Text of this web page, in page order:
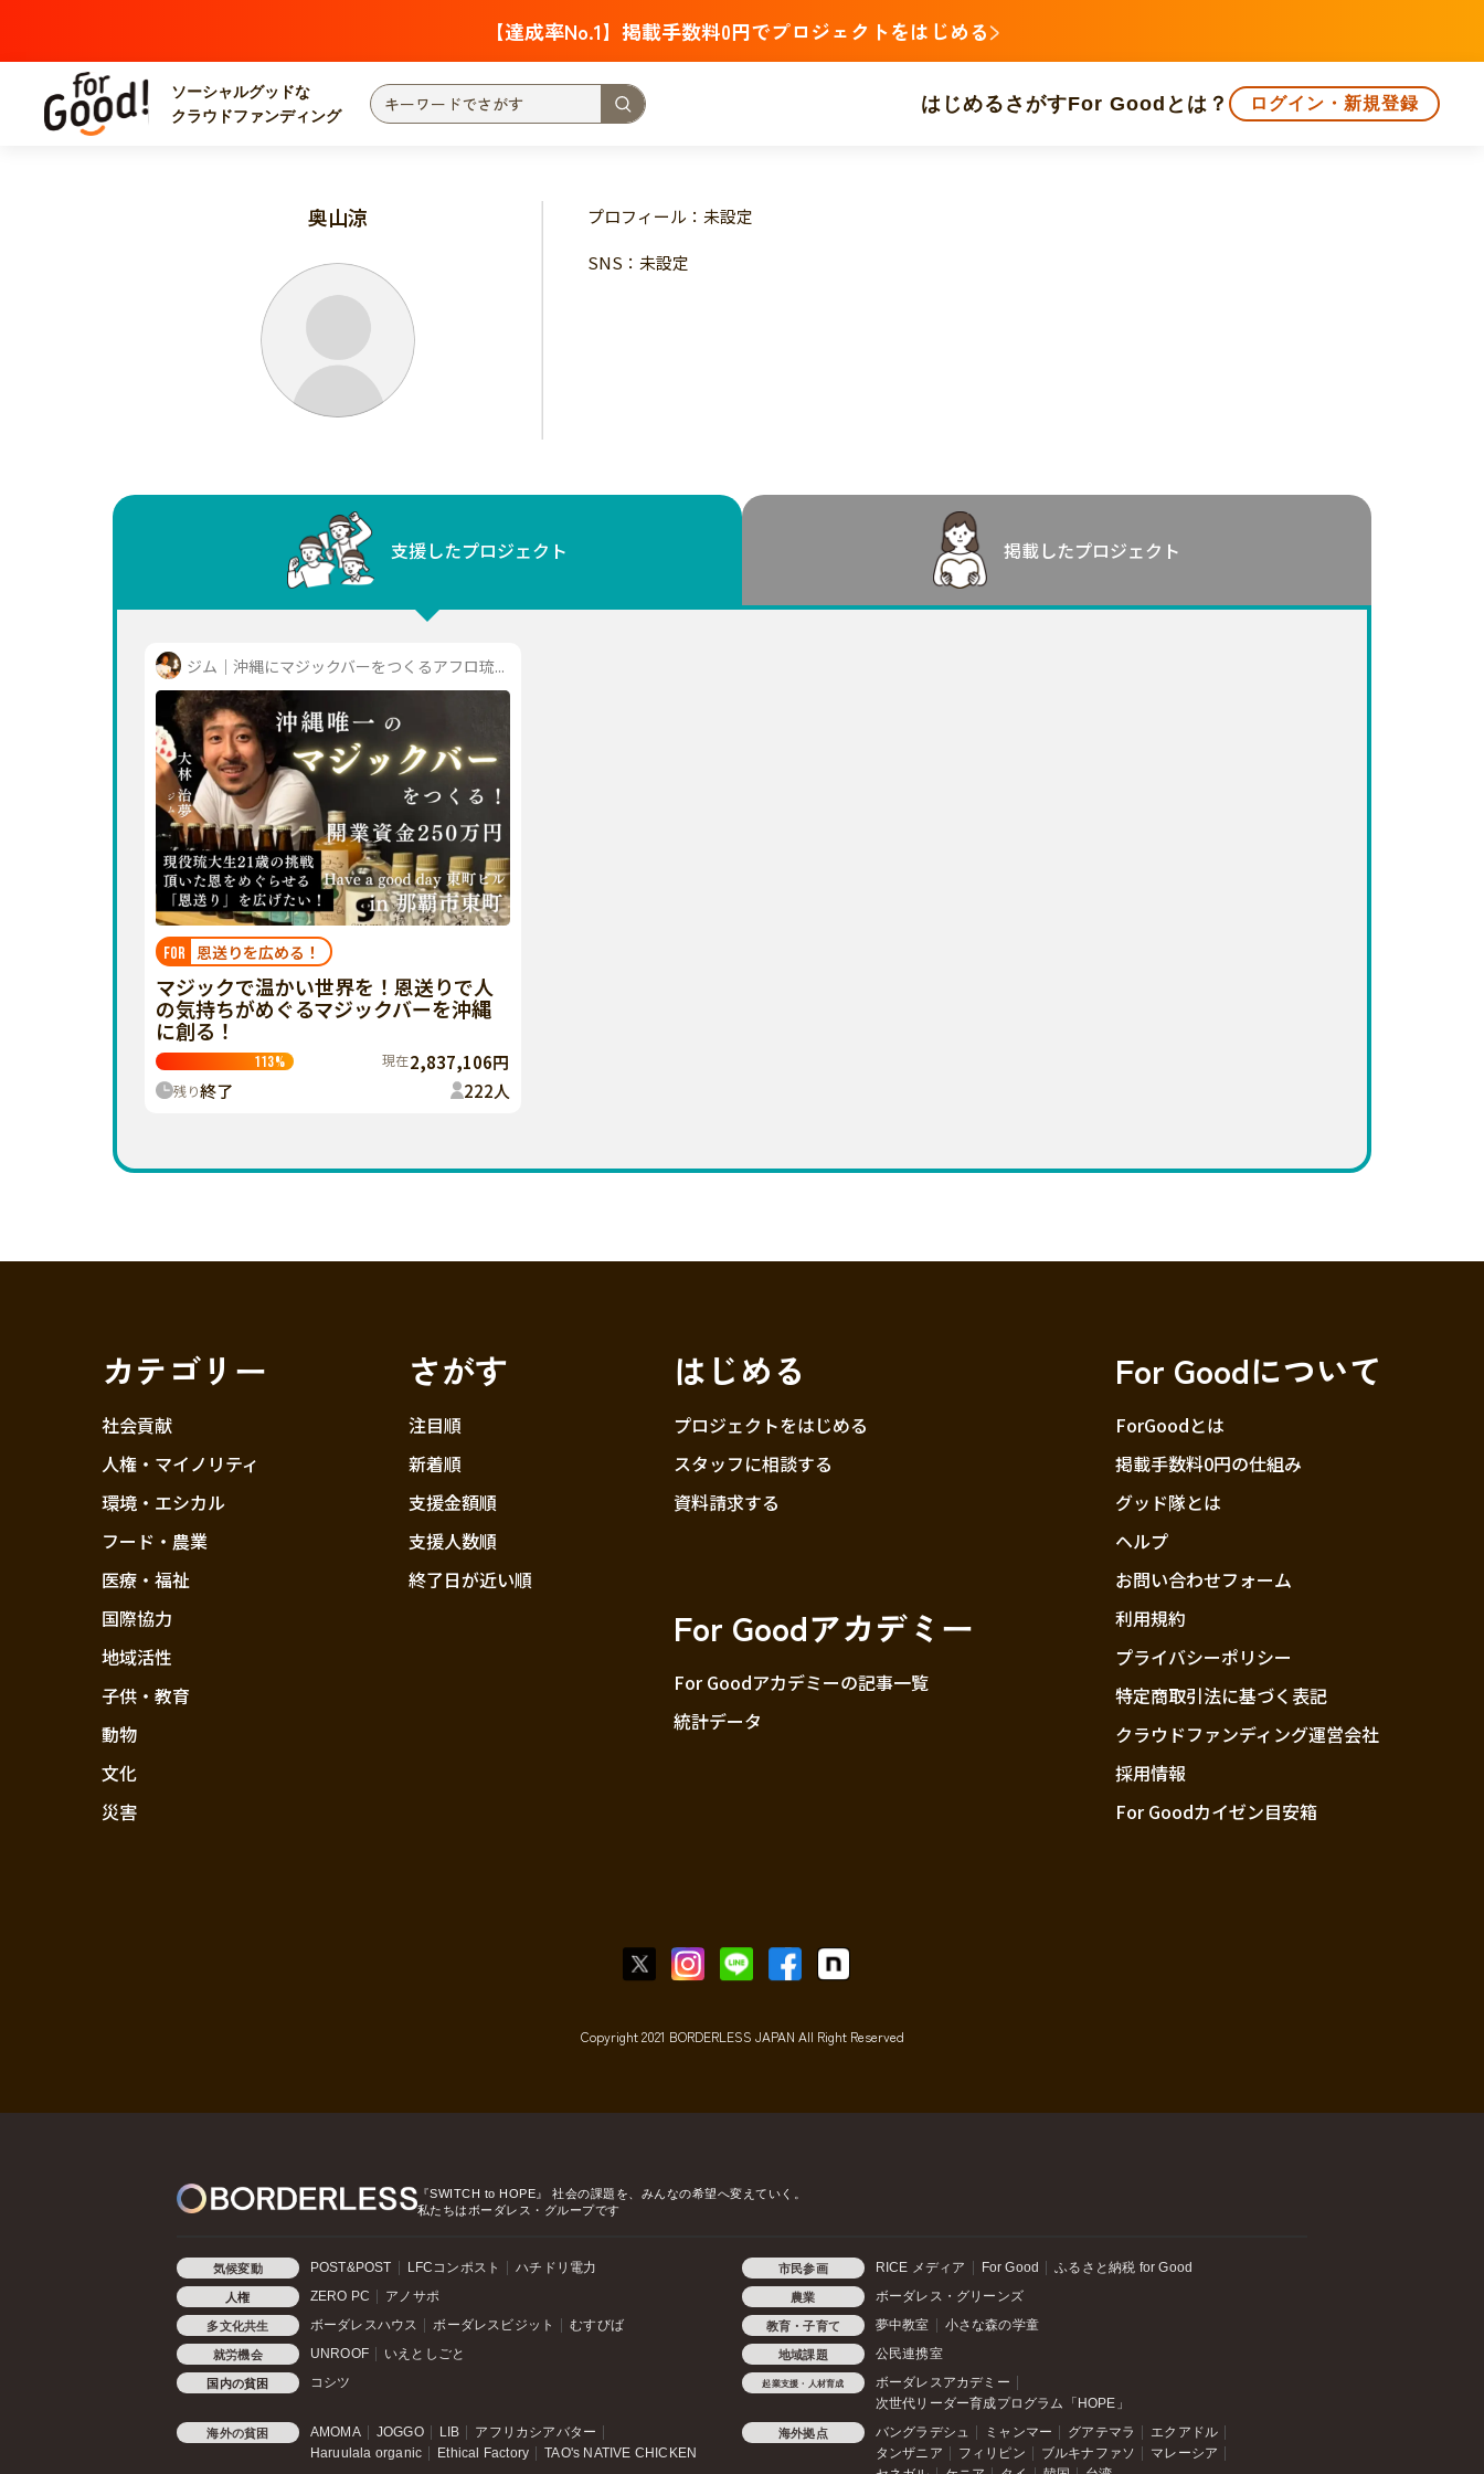
【達成率No.1】掲載手数料0円でプロジェクトをはじめる
ソーシャルグッドな
クラウドファンディング
はじめる さがすFor Goodとは？ ログイン・新規登録
注目 支援金額が多い 支援人数が多い
国際協力 子ども・教育
災害
北海道・東北
関東
新潟
中国
四国
九州・沖縄 福岡 佐賀 長崎 熊本 大分 宮崎 鹿児島 沖縄
奥山涼
プロフィール：未設定
SNS：未設定
支援したプロジェクト 掲載したプロジェクト
ジム｜沖縄にマジックバーをつくるアフロ琉...
FOR 恩送りを広める！
マジックで温かい世界を！恩送りで人
の気持ちがめぐるマジックバーを沖縄
に創る！
113% 現在2,837,106円
残り終了 222人
カテゴリー
社会貢献
人権・マイノリティ
環境・エシカル
フード・農業
医療・福祉
国際協力
地域活性
子供・教育
動物
文化
災害
さがす
注目順
新着順
支援金額順
支援人数順
終了日が近い順
はじめる
プロジェクトをはじめる
スタッフに相談する
資料請求する
For Goodアカデミー
For Goodアカデミーの記事一覧
統計データ
For Goodについて
ForGoodとは
掲載手数料0円の仕組み
グッド隊とは
ヘルプ
お問い合わせフォーム
利用規約
プライバシーポリシー
特定商取引法に基づく表記
クラウドファンディング運営会社
採用情報
For Goodカイゼン目安箱
Copyright 2021 BORDERLESS JAPAN All Right Reserved
『SWITCH to HOPE』
社会の課題を、みんなの希望へ変えていく。
私たちはボーダレス・グループです
気候変動 POST&POST LFCコンポスト ハチドリ電力 市民参画 RICE メディア For Good ふるさと納税 for Good
人権 ZERO PC アノサポ 農業 ボーダレス・グリーンズ
多文化共生 ボーダレスハウス ボーダレスビジット むすびば 教育・子育て 夢中教室 小さな森の学童
就労機会 UNROOF いえとしごと 地域課題 公民連携室
国内の貧困 コシツ 起業支援・人材育成
ボーダレスアカデミー
次世代リーダー育成プログラム「HOPE」
海外の貧困 AMOMA JOGGO LIB
アフリカシアバター
Haruulala organic
Ethical Factory TAO's NATIVE CHICKEN
海外拠点 バングラデシュ ミャンマー グアテマラ
エクアドル
タンザニア
フィリピン ブルキナファソ
マレーシア